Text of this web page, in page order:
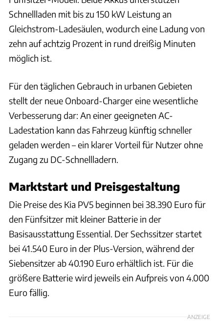
Schnellladen mit bis zu 150 kW Leistung an
Gleichstrom-Ladesäulen, wodurch eine Ladung von
zehn auf achtzig Prozent in rund dreißig Minuten
möglich ist.
Für den täglichen Gebrauch in urbanen Gebieten
stellt der neue Onboard-Charger eine wesentliche
Verbesserung dar: An einer geeigneten AC-
Ladestation kann das Fahrzeug künftig schneller
geladen werden – ein klarer Vorteil für Nutzer ohne
Zugang zu DC-Schnellladern.
Marktstart und Preisgestaltung
Die Preise des Kia PV5 beginnen bei 38.390 Euro für
den Fünfsitzer mit kleiner Batterie in der
Basisausstattung Essential. Der Sechssitzer startet
bei 41.540 Euro in der Plus-Version, während der
Siebensitzer ab 40.190 Euro erhältlich ist. Für die
größere Batterie wird jeweils ein Aufpreis von 4.000
Euro fällig.
ANZEIGE